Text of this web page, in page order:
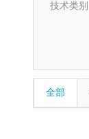
技术类别
全部